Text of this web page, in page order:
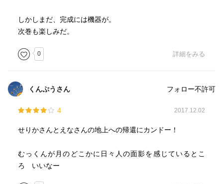
しかしまだ、完成には機器が。
次巻も楽しみだ。
0 詳細をみる
くんぷうさん フォロー不許可
4 2017.12.02
せりかさんとえなさんの地上への帰還にカンドー！
むっくんが月のどこかに日々人の面影を感じているとこ
ろ いいなー